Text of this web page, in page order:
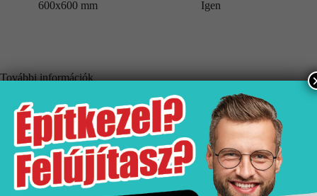
600x600 mm
Igen
További információk
Tömeg 28,61 kg
Értékesítési egység doboz
Fagyálló Igen
Gyártó Stn